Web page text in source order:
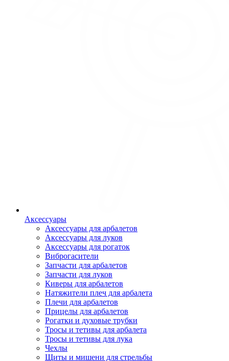
Аксессуары
Аксессуары для арбалетов
Аксессуары для луков
Аксессуары для рогаток
Виброгасители
Запчасти для арбалетов
Запчасти для луков
Киверы для арбалетов
Натяжители плеч для арбалета
Плечи для арбалетов
Прицелы для арбалетов
Рогатки и духовые трубки
Тросы и тетивы для арбалета
Тросы и тетивы для лука
Чехлы
Щиты и мишени для стрельбы